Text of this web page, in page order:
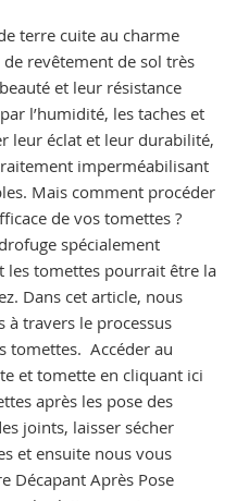
terre cuite au charme
revêtement de sol très
et leur résistance
l’humidité, les taches et
leur éclat et leur durabilité,
imperméabilisant
Mais comment procéder
de vos tomettes ?
spécialement
les tomettes pourrait être la
Dans cet article, nous
à travers le processus
tomettes. Accéder au
et tomette en cliquant ici
après les pose des
joints, laisser sécher
et ensuite nous vous
Décapant Après Pose